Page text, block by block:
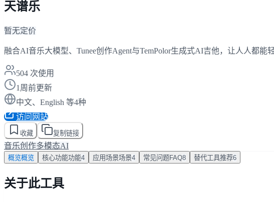
天谱乐
暂无定价
融合AI音乐大模型、Tunee创作Agent与TemPolor生成式AI吉他，让人人都能
504 次使用
1周前更新
中文、English 等4种
访问网站
收藏 复制链接
音乐创作多模态AI
概览概览 核心功能功能4 应用场景场景4 常见问题 FAQ8 替代工具推荐6
关于此工具